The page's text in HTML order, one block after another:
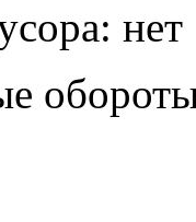
нет